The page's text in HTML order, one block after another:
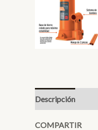
Descripción
COMPARTIR